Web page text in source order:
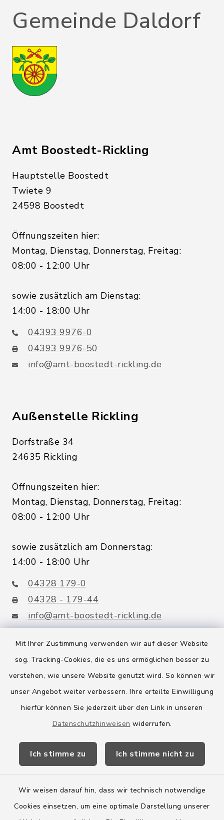
Mit Ihrer Zustimmung verwenden wir auf dieser Website
sog. Tracking-Cookies, die es uns ermöglichen besser zu
verstehen, wie unsere Website genutzt wird. So können wir
unser Angebot weiter verbessern. Ihre erteilte Einwilligung
hierfür können Sie jederzeit über den Link in unseren
Datenschutzhinweisen widerrufen.
Ich stimme zu Ich stimme nicht zu
Wir weisen darauf hin, dass wir technisch notwendige
Cookies einsetzen, um eine optimale Darstellung unserer
Gemeinde Daldorf
Amt Boostedt-Rickling
Hauptstelle Boostedt
Twiete 9
24598 Boostedt
Öffnungszeiten hier:
Montag, Dienstag, Donnerstag, Freitag:
08:00 - 12:00 Uhr
sowie zusätzlich am Dienstag:
14:00 - 18:00 Uhr
04393 9976-0
04393 9976-50
info@amt-boostedt-rickling.de
Außenstelle Rickling
Dorfstraße 34
24635 Rickling
Öffnungszeiten hier:
Montag, Dienstag, Donnerstag, Freitag:
08:00 - 12:00 Uhr
sowie zusätzlich am Donnerstag:
14:00 - 18:00 Uhr
04328 179-0
04328 - 179-44
info@amt-boostedt-rickling.de
Quicklinks
Amt Boostedt-Rickling
Amtsbroschüre
Wege-Zweckverband